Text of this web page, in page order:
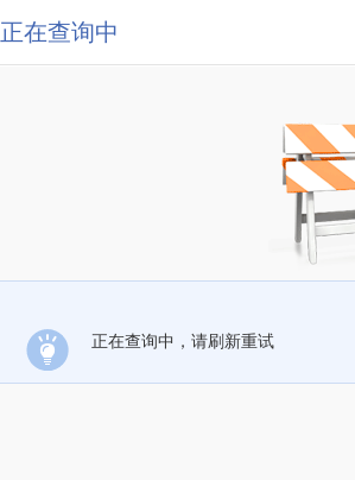
正在查询中
正在查询中，请刷新重试